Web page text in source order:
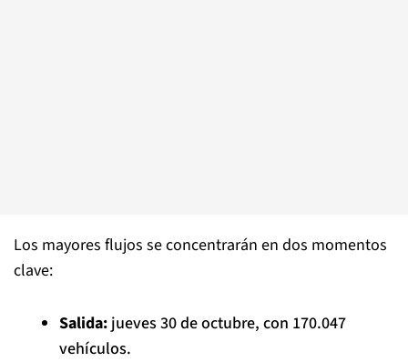
Los mayores flujos se concentrarán en dos momentos
clave:
Salida: jueves 30 de octubre, con 170.047
vehículos.